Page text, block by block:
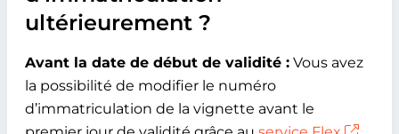
ultérieurement ?
Avant la date de début de validité : Vous avez
la possibilité de modifier le numéro
d’immatriculation de la vignette avant le